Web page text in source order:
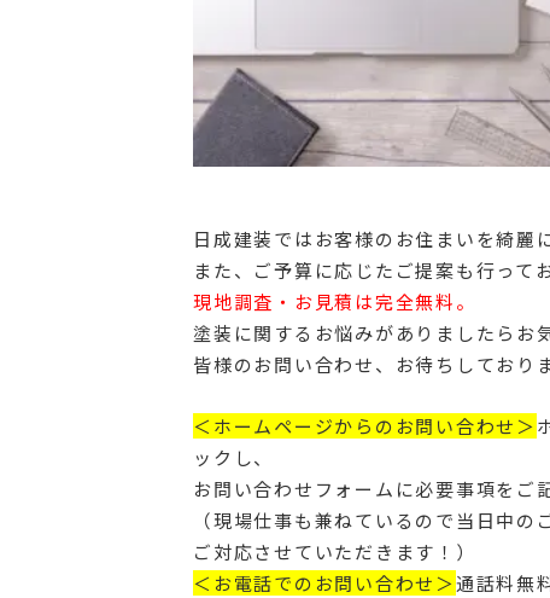
日成建装ではお客様のお住まいを綺麗
また、ご予算に応じたご提案も行って
現地調査・お見積は完全無料。
塗装に関するお悩みがありましたらお
皆様のお問い合わせ、お待ちしておりま
＜ホームページからのお問い合わせ＞
ックし、
お問い合わせフォームに必要事項をご
（現場仕事も兼ねているので当日中
ご対応させていただきます！）
＜お電話でのお問い合わせ＞通話料無